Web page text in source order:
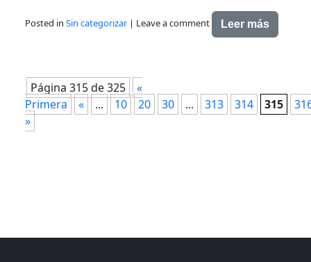
Posted in Sin categorizar | Leave a comment Leer más
Página 315 de 325
«
Primera
« ... 10 20 30 ... 313 314 315
»